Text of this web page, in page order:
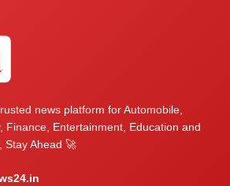
news platform for Automobile,
Finance, Entertainment, Education and
Stay Ahead 🚀